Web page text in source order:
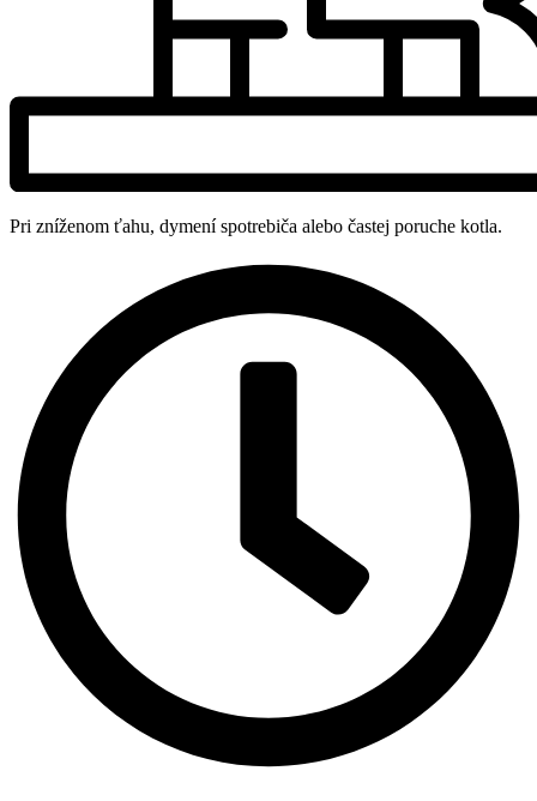
Pri zníženom ťahu, dymení spotrebiča alebo častej poruche kotla.